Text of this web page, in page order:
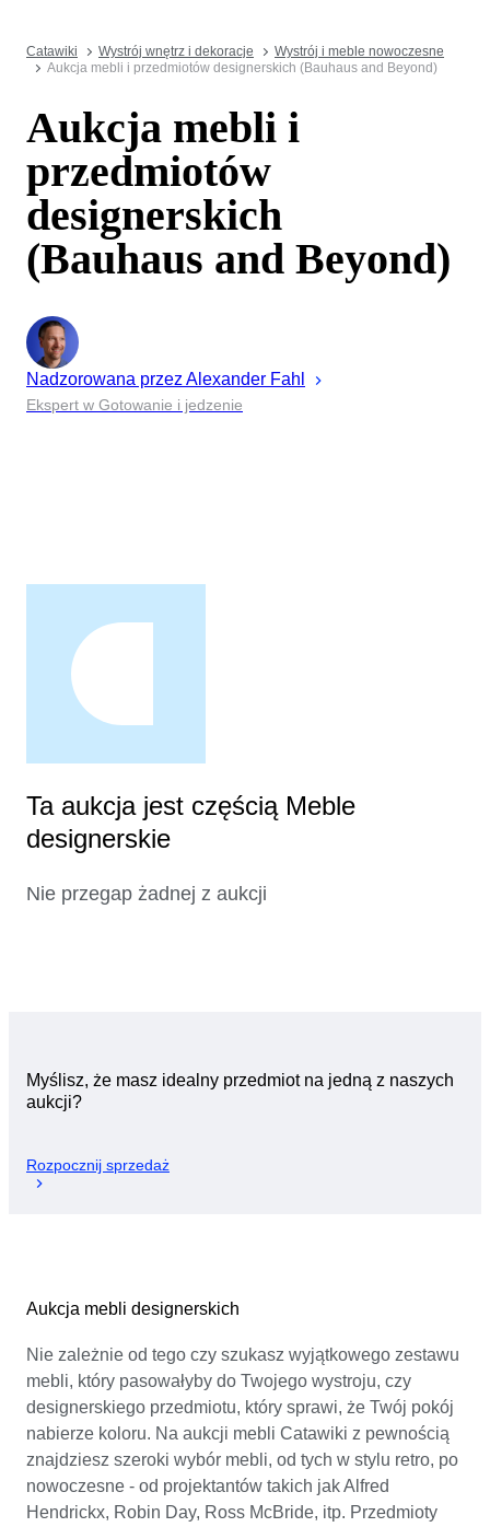
Catawiki Wystrój wnętrz i dekoracje
Wystrój i meble nowoczesne
Aukcja mebli i przedmiotów designerskich (Bauhaus and Beyond)
Aukcja mebli i
przedmiotów
designerskich
(Bauhaus and Beyond)
Nadzorowana przez Alexander Fahl
Ekspert w Gotowanie i jedzenie
Ta aukcja jest częścią Meble
designerskie
Nie przegap żadnej z aukcji
Myślisz, że masz idealny przedmiot na jedną z naszych
aukcji?
Rozpocznij sprzedaż
Aukcja mebli designerskich
Nie zależnie od tego czy szukasz wyjątkowego zestawu
mebli, który pasowałyby do Twojego wystroju, czy
designerskiego przedmiotu, który sprawi, że Twój pokój
nabierze koloru. Na aukcji mebli Catawiki z pewnością
znajdziesz szeroki wybór mebli, od tych w stylu retro, po
nowoczesne - od projektantów takich jak Alfred
Hendrickx, Robin Day, Ross McBride, itp. Przedmioty